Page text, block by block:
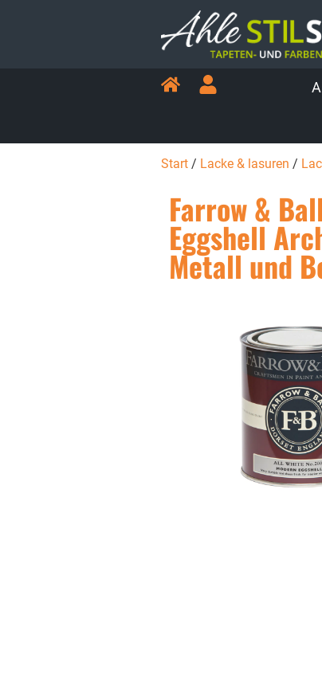
Start/ Lacke & lasuren /
Farrow &
Eggshell
Metall und